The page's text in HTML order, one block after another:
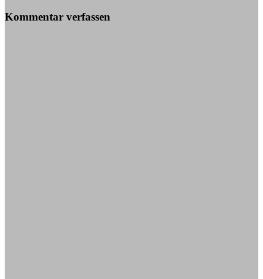
Kommentar verfassen